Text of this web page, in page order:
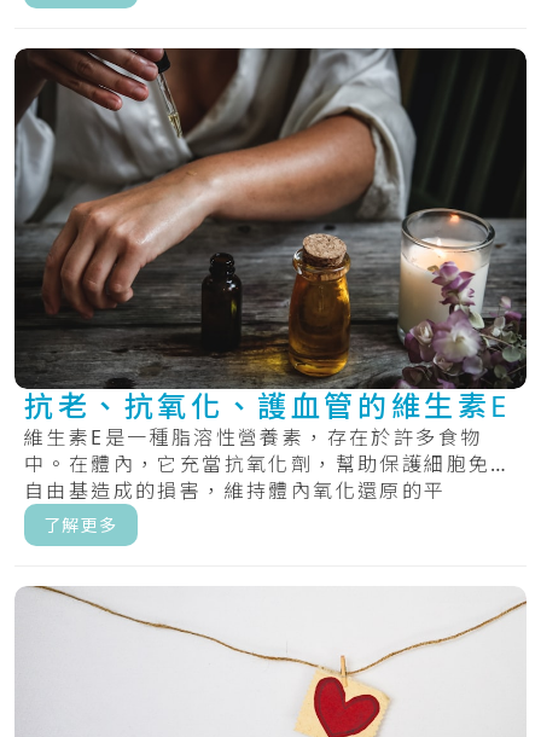
抗老、抗氧化、護血管的維生素E
維生素E是一種脂溶性營養素，存在於許多食物
中。在體內，它充當抗氧化劑，幫助保護細胞免受
自由基造成的損害，維持體內氧化還原的平
衡。.....
了解更多